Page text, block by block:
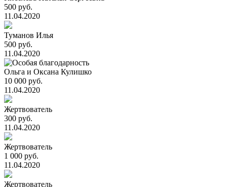
500 руб.
11.04.2020
Туманов Илья
500 руб.
11.04.2020
Ольга и Оксана Кулишко
10 000 руб.
11.04.2020
Жертвователь
300 руб.
11.04.2020
Жертвователь
1 000 руб.
11.04.2020
Жертвователь